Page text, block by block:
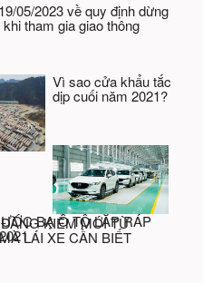
05/2023 về quy định dừng
tham gia giao thông
Vì sao cửa khẩu tắc
dịp cuối năm 2021?
BẠ Ô TÔ LẮP RÁP
KIỂM MỚI TỪ
LÁI XE CẦN BIẾT